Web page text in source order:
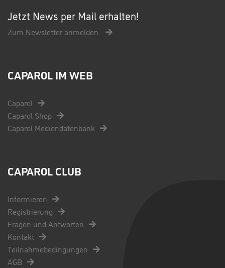
Jetzt News per Mail erhalten!
Zum Newsletter anmelden.
CAPAROL IM WEB
Caparol
Caparol Shop
Caparol Mediendatenbank
CAPAROL CLUB
Informieren
Registrierung
Fragen und Antworten
Kontakt
Teilnahmebedingungen
AGB